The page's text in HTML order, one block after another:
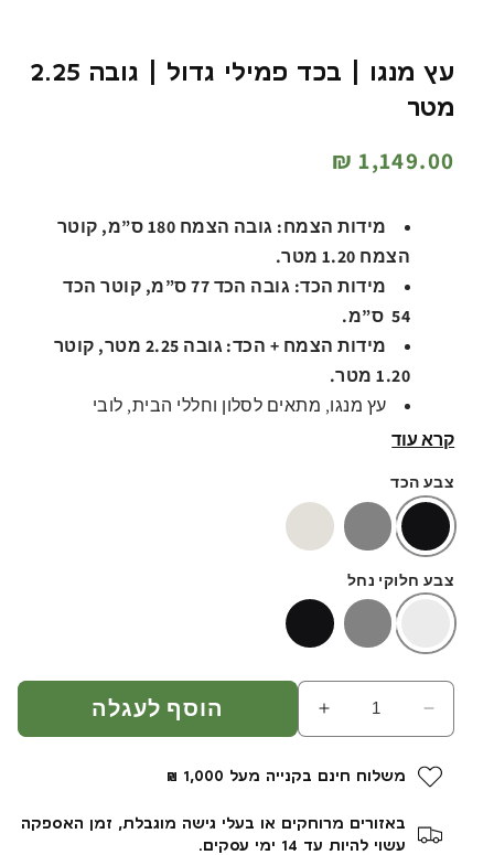
עץ מנגו | בכד פמילי גדול | גובה 2.25
מטר
מחיר
1,149.00 ₪
מידות הצמח: גובה הצמח 180 ס”מ, קוטר
הצמח 1.20 מטר.
מידות הכד: גובה הכד 77 ס”מ, קוטר הכד
54 ס”מ.
מידות הצמח + הכד: גובה 2.25 מטר, קוטר
1.20 מטר.
עץ מנגו, מתאים לסלון וחללי הבית, לובי
ומשרדים.
הבית.
ניתן בכל שלב לשנות את צבע הכד ואת צבע
חלוקי הנחל ביצירת קשר עם נציג.
דגם 434.
קרא עוד
צבע הכד
צבע חלוקי נחל
הפחת
כמות
עבור
עץ
מנגו
|
הגדל
כמות
עבור
מנגו
|
הוסף לעגלה
משלוח חינם בקנייה מעל 1,000 ₪
באזורים מרוחקים או בעלי גישה מוגבלת, זמן האספקה
עשוי להיות עד 14 ימי עסקים.